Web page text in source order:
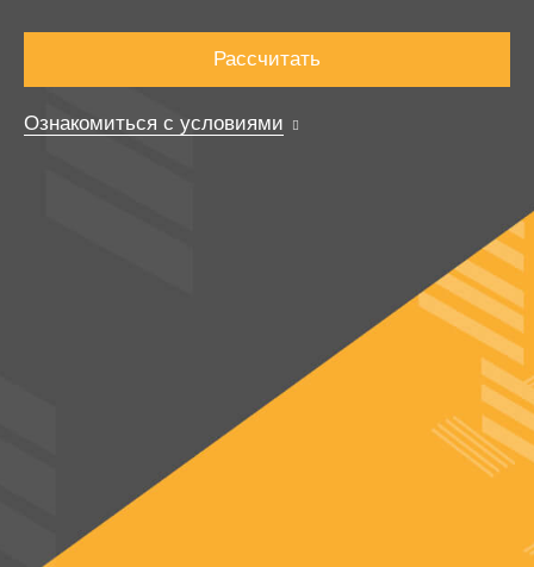
Рассчитать
Ознакомиться с условиями